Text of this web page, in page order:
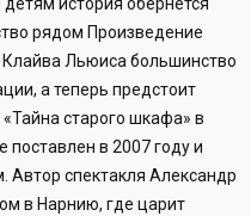
рядом Произведение
Льюиса большинство
а теперь предстоит
старого шкафа» в
в 2007 году и
спектакля Александр
в Нарнию, где царит